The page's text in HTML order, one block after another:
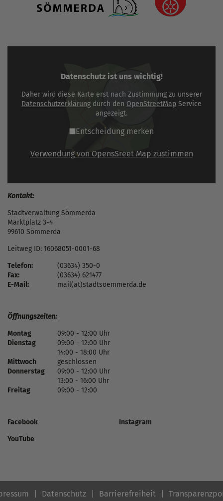
Datenschutz ist uns wichtig!
Daher wird diese Karte erst nach Zustimmung zu unserer
Datenschutzerklärung durch den OpenStreetMap Service
angezeigt.
Entscheidung merken
Verwendung von OpensSreet Map zustimmen
Kontakt:
Stadtverwaltung Sömmerda
Marktplatz 3-4
99610 Sömmerda
Leitweg ID: 16068051-0001-68
Telefon:
(03634) 350-0
Fax:
(03634) 621477
E-Mail:
mail(at)stadtsoemmerda.de
Öffnungszeiten:
Montag
09:00 - 12:00 Uhr
Dienstag
09:00 - 12:00 Uhr
14:00 - 18:00 Uhr
Mittwoch
geschlossen
Donnerstag
09:00 - 12:00 Uhr
13:00 - 16:00 Uhr
Freitag
09:00 - 12:00
Facebook
Instagram
YouTube
Datenschutz Barrierefreiheit